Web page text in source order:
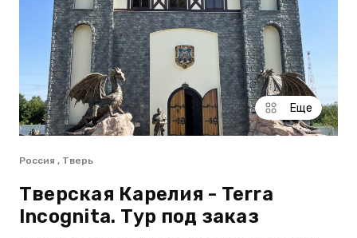
Еще
Россия , Тверь
Тверская Карелия - Terra
Incоgnita. Тур под заказ